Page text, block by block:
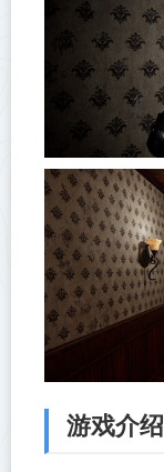
游戏介绍